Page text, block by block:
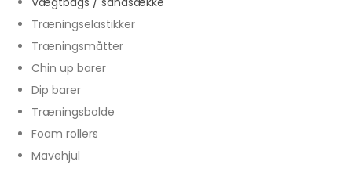
Træningselastikker
Træningsmåtter
Chin up barer
Dip barer
Træningsbolde
Foam rollers
Mavehjul